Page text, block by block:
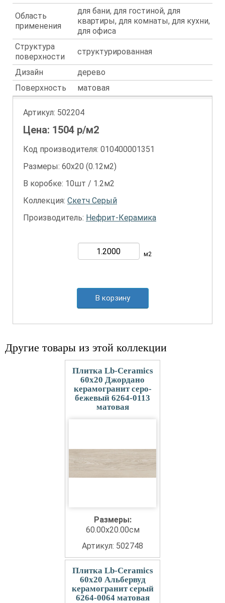
Область
применения
для бани, для гостиной, для
квартиры, для комнаты, для кухни,
для офиса
Структура
поверхности
структурированная
Дизайн
дерево
Поверхность
матовая
Артикул: 502204
Цена: 1504 р/м2
Код производителя: 010400001351
Размеры: 60х20 (0.12м2)
В коробке: 10шт / 1.2м2
Коллекция: Скетч Серый
Производитель: Нефрит-Керамика
м2
В корзину
Другие товары из этой коллекции
Плитка Lb-Ceramics
60x20 Джордано
керамогранит серо-
бежевый 6264-0113
матовая
Размеры:
60.00x20.00см
Артикул: 502748
Плитка Lb-Ceramics
60x20 Альбервуд
керамогранит серый
6264-0064 матовая